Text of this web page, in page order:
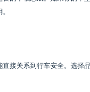
接关系到行车安全。选择